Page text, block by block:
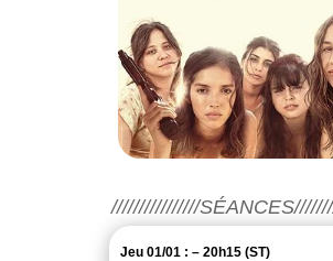
////////////////
Jeu 01/01 : – 20h15 (ST)